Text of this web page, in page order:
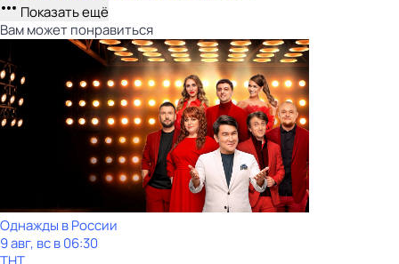
Показать ещё
Вам может понравиться
Однажды в России
9 авг, вс в 06:30